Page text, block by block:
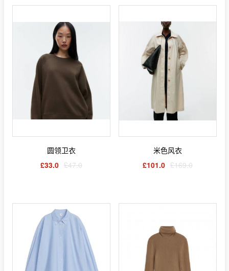
圆领卫衣
£33.0 £47.0
米色风衣
£101.0 £169.0